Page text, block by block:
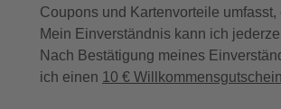
Coupons und Kartenvorteile umfasst,
Mein Einverständnis kann ich
Nach Bestätigung meines
ich einen 10 € Willkommensgutschein